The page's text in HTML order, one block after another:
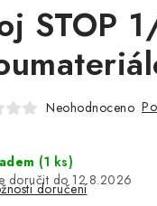
STOP
Neohodnoceno
(1 ks)
12.8.2026
doručení